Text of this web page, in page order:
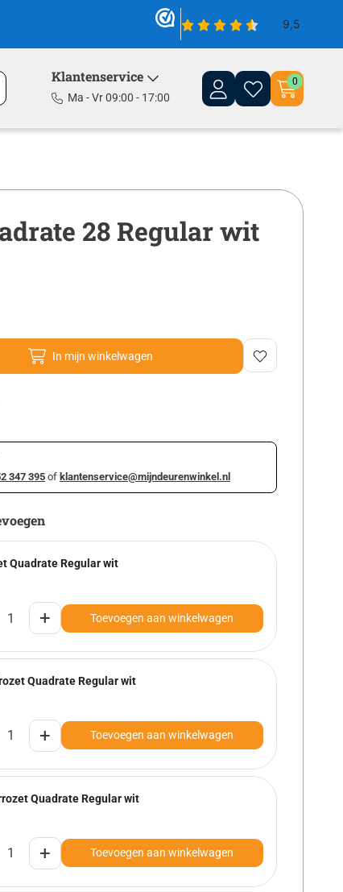
Klantenservice
Ma - Vr 09:00 - 17:00
0
28 Regular wit
In mijn winkelwagen
347 395of klantenservice@mijndeurenwinkel.nl
Quadrate Regular wit
+ Toevoegen aan winkelwagen
Quadrate Regular wit
+ Toevoegen aan winkelwagen
Quadrate Regular wit
+ Toevoegen aan winkelwagen